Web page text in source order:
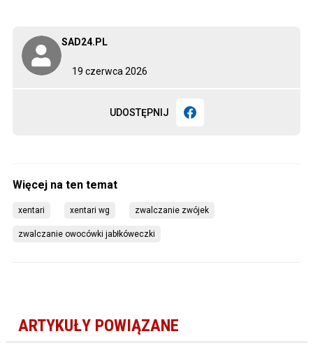
19 czerwca 2026
SAD24.PL
UDOSTĘPNIJ
xentari xentari wg zwalczanie zwójek
zwalczanie owocówki jabłkóweczki
ARTYKUŁY POWIĄZANE